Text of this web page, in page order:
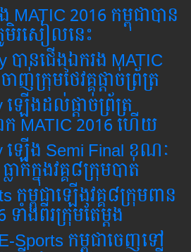
MATIC 2016 ​​កម្ពុជា​បាន​​​
រសៀល​នេះ​
បាន​ជើង​ឯក​រង​ MATIC
ញ់​ក្រុម​ថៃវគ្គ​ផ្តាច់​ព្រ័ត្រ​
ឡើង​ដល់​ផ្តាច់​ព្រ័ត្រ​​​
MATIC 2016 ហើយ
ឡើង​ Semi Final ខណៈ​
ាក់​​ក្នុង​វគ្គ​៨​ក្រុម​បាត់
កម្ពុជា​ឡើង​វគ្គ​៨​ក្រុម​ពាន​
ទាំង​ពីរ​ក្រុម​តែ​ម្តង
Sports កម្ពុជា​​ចេញ​ទៅ​